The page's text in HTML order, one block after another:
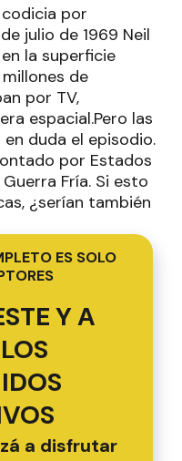
por
julio de 1969 Neil
la superficie
de
por TV,
espacial.Pero las
duda el episodio.
por Estados
Fría. Si esto
¿serían también
ES SOLO
Y A
a disfrutar